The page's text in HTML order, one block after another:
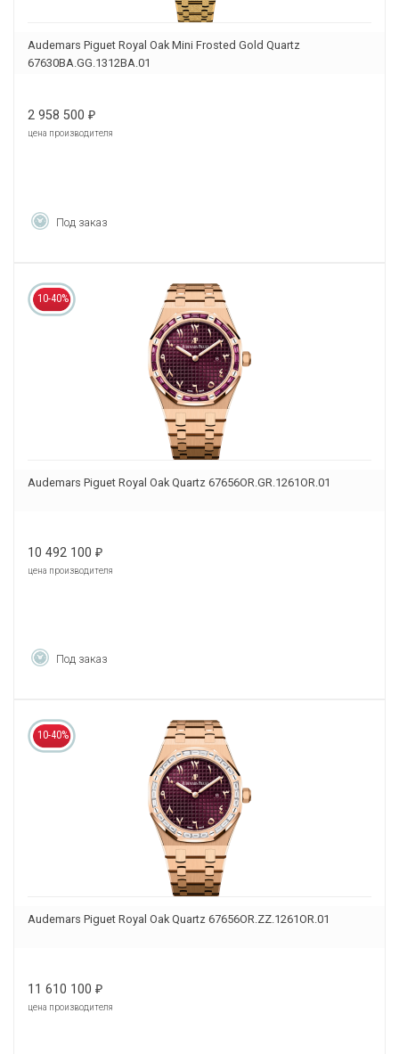
Audemars Piguet Royal Oak Mini Frosted Gold Quartz
67630BA.GG.1312BA.01
2 958 500 ₽
цена производителя
Под заказ
10-40%
Audemars Piguet Royal Oak Quartz 67656OR.GR.1261OR.01
10 492 100 ₽
цена производителя
Под заказ
10-40%
Audemars Piguet Royal Oak Quartz 67656OR.ZZ.1261OR.01
11 610 100 ₽
цена производителя